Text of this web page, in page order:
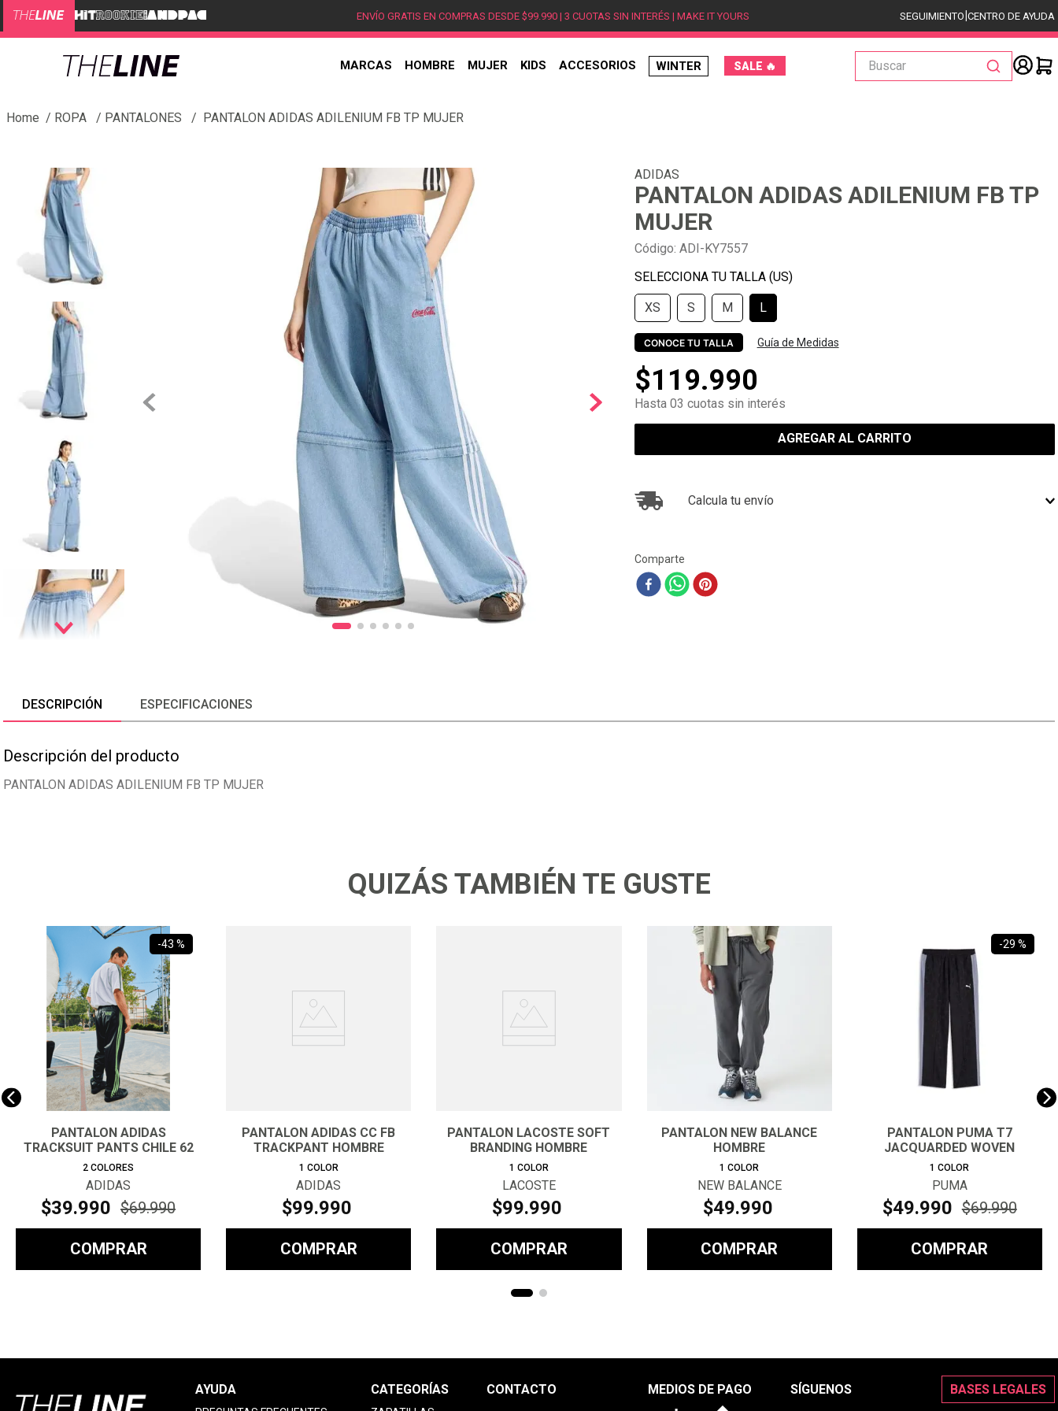
ENVÍO GRATIS EN COMPRAS DESDE $99.990 | 3 CUOTAS SIN INTERÉS | MAKE IT YOURS SEGUIMIENTO|CENTRO DE AYUDA
MARCAS HOMBRE MUJER KIDS ACCESORIOS WINTER SALE 🔥
Buscar
ROPA PANTALONES PANTALON ADIDAS ADILENIUM FB TP MUJER
ADIDAS
PANTALON ADIDAS ADILENIUM FB TP
MUJER
Código: ADI-KY7557
XS S M L
CONOCE TU TALLA Guía de Medidas
$119.990
Hasta 03 cuotas sin interés
AGREGAR AL CARRITO
Calcula tu envío
Comparte
DESCRIPCIÓN ESPECIFICACIONES
Descripción del producto
PANTALON ADIDAS ADILENIUM FB TP MUJER
QUIZÁS TAMBIÉN TE GUSTE
-43 %
PANTALON ADIDAS
TRACKSUIT PANTS CHILE 62
HOMBRE
2 COLORES
ADIDAS
$39.990 $69.990
COMPRAR
PANTALON ADIDAS CC FB
TRACKPANT HOMBRE
1 COLOR
ADIDAS
$99.990
COMPRAR
PANTALON LACOSTE SOFT
BRANDING HOMBRE
1 COLOR
LACOSTE
$99.990
COMPRAR
PANTALON NEW BALANCE
HOMBRE
1 COLOR
NEW BALANCE
$49.990
COMPRAR
-29 %
PANTALON PUMA T7
JACQUARDED WOVEN
RELAXED TRACK PA
1 COLOR
PUMA
$49.990 $69.990
COMPRAR
AYUDA CATEGORÍAS CONTACTO MEDIOS DE PAGO SÍGUENOS BASES LEGALES